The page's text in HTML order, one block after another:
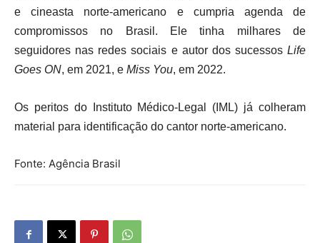
e cineasta norte-americano e cumpria agenda de
compromissos no Brasil. Ele tinha milhares de
seguidores nas redes sociais e autor dos sucessos Life
Goes ON, em 2021, e Miss You, em 2022.
Os peritos do Instituto Médico-Legal (IML) já colheram
material para identificação do cantor norte-americano.
Fonte: Agência Brasil